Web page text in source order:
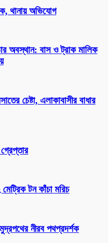
থানায় অভিযোগ
অবস্থান: বাস ও ট্রাক মালিক
চেষ্টা, এলাকাবাসীর বাধার
টন কাঁচা মরিচ
নীরব পথপ্রদর্শক